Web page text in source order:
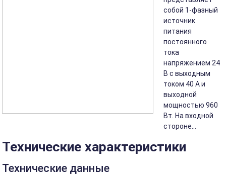
собой 1-фазный
источник
питания
постоянного
тока
напряжением 24
В с выходным
током 40 А и
выходной
мощностью 960
Вт. На входной
стороне...
Технические характеристики
Технические данные